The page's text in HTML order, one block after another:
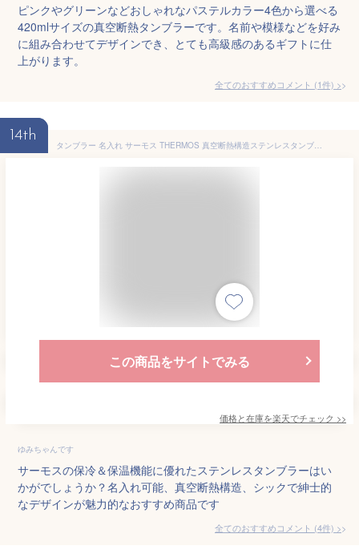
ピンクやグリーンなどおしゃれなパステルカラー4色から選べる
420mlサイズの真空断熱タンブラーです。名前や模様などを好み
に組み合わせてデザインでき、とても高級感のあるギフトに仕
上がります。
全てのおすすめコメント (1件) >
14th
タンブラー 名入れ サーモス THERMOS 真空断熱構造ステンレスタンブラー JDE-421C 420ml （保冷保温 魔法瓶構造 重構造 名入れタンブラー 名入れカップ オリジナル ステンレスタンブラー ） 即日 夏 海 レジャー プール 山 アウトドア 出産祝い
この商品をサイトでみる
価格と在庫を楽天でチェック >>
ゆみちゃんです
サーモスの保冷＆保温機能に優れたステンレスタンブラーはい
かがでしょうか？名入れ可能、真空断熱構造、シックで紳士的
なデザインが魅力的なおすすめ商品です
全てのおすすめコメント (4件) >